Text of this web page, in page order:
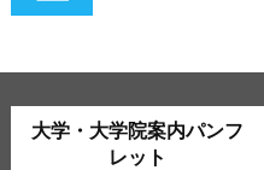
大学・大学院案内パンフ
レット